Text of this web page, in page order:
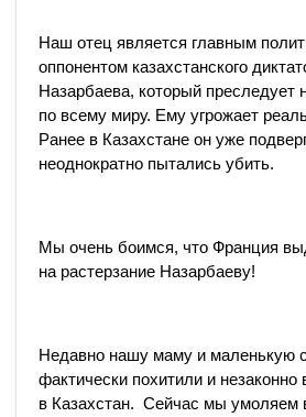
Наш отец является главным
оппонентом казахстанского
Назарбаева, который
по всему миру. Ему угрожает
Ранее в Казахстане он уже
неоднократно пытались убить.
Мы очень боимся, что Франция
на растерзание Назарбаеву!
Недавно нашу маму и маленькую
фактически похитили и
в Казахстан. Сейчас мы умоляем